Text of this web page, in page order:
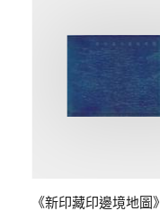
《新印藏印邊境地圖》